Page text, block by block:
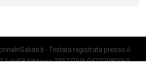
- Testata registrata presso il
1 dell'8 febbraio 2012 P.IVA 04722080969 -